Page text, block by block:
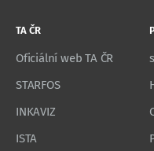
TA ČR
Oficiální web TA ČR
STARFOS
INKAVIZ
ISTA